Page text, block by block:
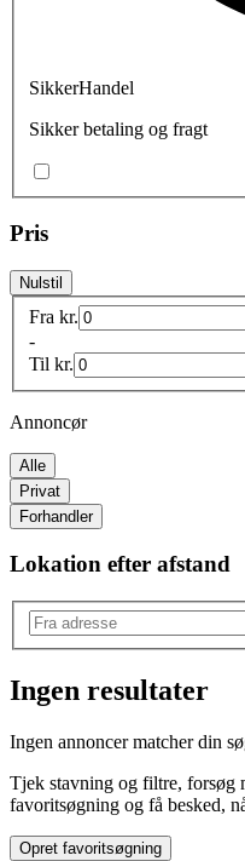
SikkerHandel
Sikker betaling og fragt
Pris
Nulstil
Fra kr.
-
Til kr.
Annoncør
Alle
Privat
Forhandler
Lokation efter afstand
Manchetknapper
Ingen resultater
Ingen annoncer matcher din
Tjek stavning og filtre, forsøg
favoritsøgning og få besked,
Opret favoritsøgning